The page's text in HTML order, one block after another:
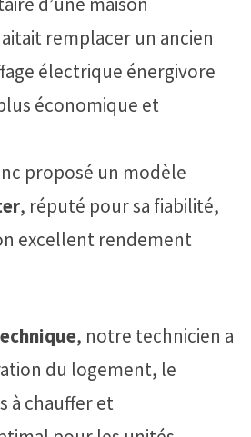
remplacer un ancien
électrique énergivore
économique et
proposé un modèle
, réputé pour sa fiabilité,
excellent rendement
, notre technicien a
du logement, le
à chauffer et